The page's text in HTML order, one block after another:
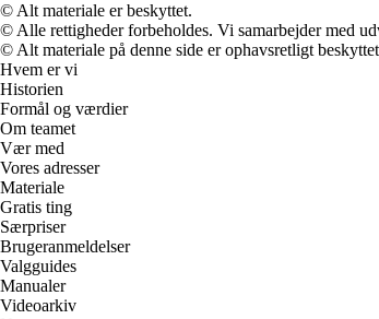
© Alt materiale er beskyttet.
© Alle rettigheder forbeholdes. Vi samarbejder med
© Alt materiale på denne side er ophavsretligt
Hvem er vi
Historien
Formål og værdier
Om teamet
Vær med
Vores adresser
Materiale
Gratis ting
Særpriser
Brugeranmeldelser
Valgguides
Manualer
Videoarkiv